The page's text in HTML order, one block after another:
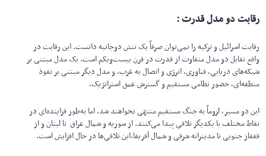
رقابت دو مدل قدرت :
رقابت اسرائیل و ترکیه را نمی‌توان صرفاً یک تنش دوجانبه دانست. این رقابت در
واقع تقابل دو مدل متفاوت از قدرت در قرن بیست‌ویکم است. یک مدل مبتنی بر
شبکه‌های دریایی، فناوری، انرژی و اتصال به غرب، و مدل دیگر مبتنی بر نفوذ
منطقه‌ای، حضور نظامی مستقیم و گسترش عمق استراتژیک.
این دو مسیر، لزوماً به جنگ مستقیم منتهی نخواهند شد، اما به‌طور فزاینده‌ای در
نقاط مختلف با یکدیگر تلاقی پیدا می‌کنند. از سوریه و شمال عراق تا لبنان و از
قفقاز جنوبی تا مدیترانه شرقی و شمال آفریقا،این تلاقی‌ها در حال افزایش است.